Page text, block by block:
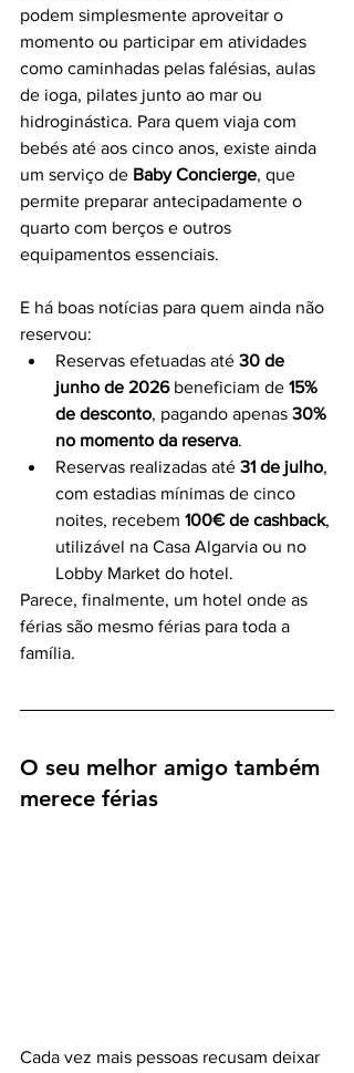
podem simplesmente aproveitar o
momento ou participar em atividades
como caminhadas pelas falésias, aulas
de ioga, pilates junto ao mar ou
hidroginástica. Para quem viaja com
bebés até aos cinco anos, existe ainda
um serviço de Baby Concierge, que
permite preparar antecipadamente o
quarto com berços e outros
equipamentos essenciais.
E há boas notícias para quem ainda não
reservou:
Reservas efetuadas até 30 de
junho de 2026 beneficiam de 15%
de desconto, pagando apenas 30%
no momento da reserva.
Reservas realizadas até 31 de julho,
com estadias mínimas de cinco
noites, recebem 100€ de cashback,
utilizável na Casa Algarvia ou no
Lobby Market do hotel.
Parece, finalmente, um hotel onde as
férias são mesmo férias para toda a
família.
O seu melhor amigo também
merece férias
Cada vez mais pessoas recusam deixar